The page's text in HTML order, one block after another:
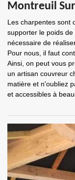
Montreuil
Les charpentes sont
supporter le poids
nécessaire de
Pour nous, il faut
Ainsi, on peut vous
un artisan couvreur
matière et n'oubliez
et accessibles à